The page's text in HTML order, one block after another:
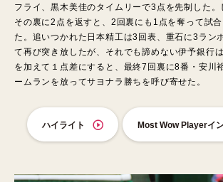
フライ、黒木美佳のタイムリーで3点を先制した。
その裏に2点を返すと、2回裏にも1点を奪って試
た。追いつかれた日本精工は3回表、重石に3ラン
て再び突き放したが、それでも諦めない伊予銀行
を加えて１点差にすると、最終7回裏に8番・安川
ームランを放ってサヨナラ勝ちを呼び寄せた。
ハイライト Most Wow Playerイ